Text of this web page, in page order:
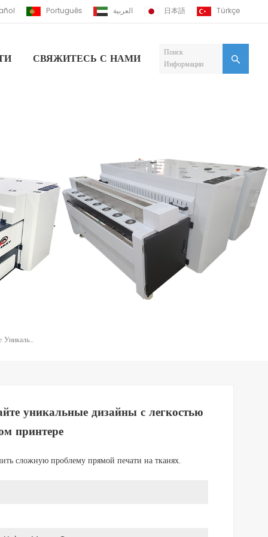
Português العربية 日本語 Türkçe
Поиск
Информации
СВЯЖИТЕСЬ С НАМИ
Печатная Машина Для Футболок — Создавайте Уникальные Дизайны С Легкостью Печати DTF Непосредственно На Трансферном Принтере
уникальные дизайны с легкостью
принтере
сложную проблему прямой печати на тканях.